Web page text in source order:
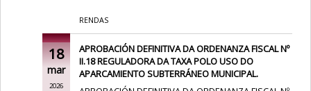
RENDAS
18
mar
2026
APROBACIÓN DEFINITIVA DA ORDENANZA FISCAL Nº
II.18 REGULADORA DA TAXA POLO USO DO
APARCAMIENTO SUBTERRÁNEO MUNICIPAL.